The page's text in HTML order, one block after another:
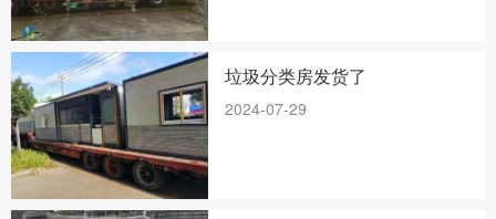
垃圾分类房发货了
2024-07-29